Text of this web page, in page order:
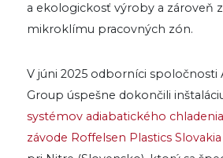
a ekologickosť výroby a zároveň
mikroklímu pracovných zón.
V júni 2025 odborníci spoločnosti
Group úspešne dokončili
systémov adiabatického
závode Roffelsen Plastics Slovakia